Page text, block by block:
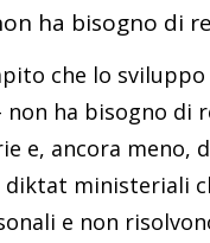
ha bisogno di
che lo
non ha bisogno di
e, ancora meno,
diktat ministeriali
e non